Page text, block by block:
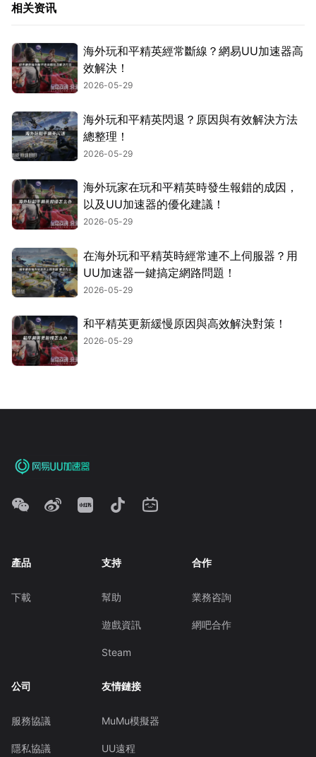
相关资讯
海外玩和平精英經常斷線？網易UU加速器高
效解決！
2026-05-29
海外玩和平精英閃退？原因與有效解決方法
總整理！
2026-05-29
海外玩家在玩和平精英時發生報錯的成因，
以及UU加速器的優化建議！
2026-05-29
在海外玩和平精英時經常連不上伺服器？用
UU加速器一鍵搞定網路問題！
2026-05-29
和平精英更新緩慢原因與高效解決對策！
2026-05-29
產品
下載
支持
幫助
遊戲資訊
Steam
合作
業務咨詢
網吧合作
公司
服務協議
隱私協議
友情鏈接
MuMu模擬器
UU遠程